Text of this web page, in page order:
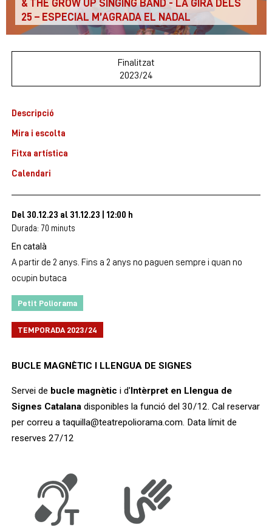
& THE GROW UP SINGING BAND - LA GIRA DELS
25 – ESPECIAL M’AGRADA EL NADAL
Finalitzat
2023/24
Descripció
Mira i escolta
Fitxa artística
Calendari
Del 30.12.23 al 31.12.23 12:00 h
Durada: 70 minuts
En català
A partir de 2 anys. Fins a 2 anys no paguen sempre i quan no
ocupin butaca
Petit Poliorama
TEMPORADA 2023/24
BUCLE MAGNÈTIC I LLENGUA DE SIGNES
Servei de bucle magnètic i d' Intèrpret en Llengua de
Signes Catalana disponibles la funció del 30/12. Cal reservar
per correu a taquilla@teatrepoliorama.com. Data límit de
reserves 27/12